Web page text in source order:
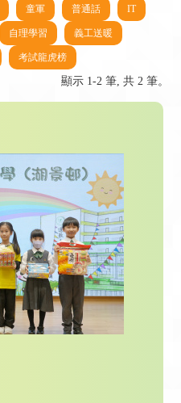
童軍 普通話 IT
自理學習 義工送暖
考試龍虎榜
顯示 1-2 筆, 共 2 筆。